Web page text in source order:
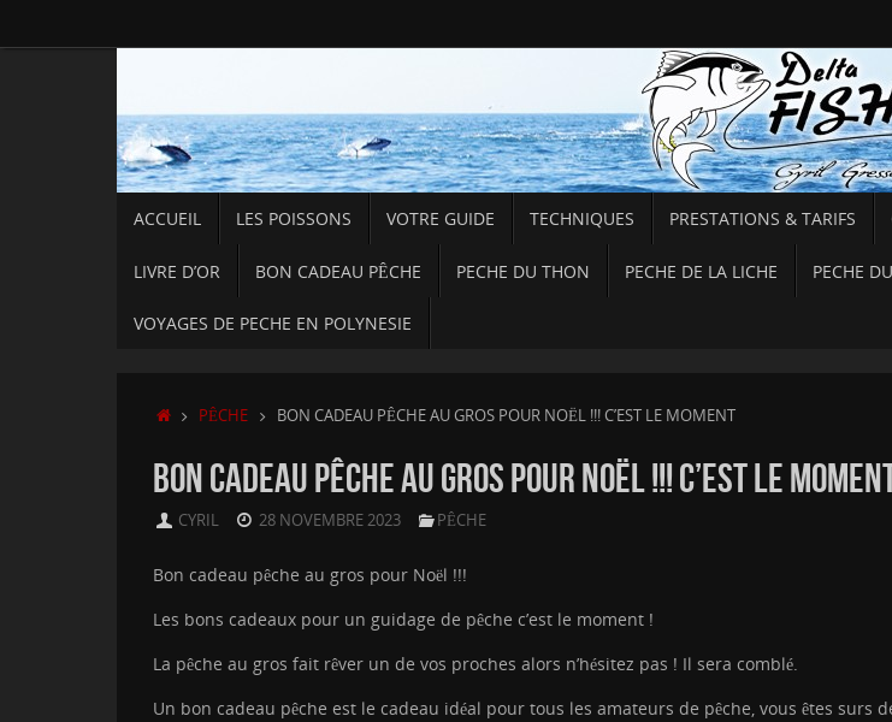
AUACCUEIL LES POISSONS VOTRE GUIDE TECHNIQUES PRESTATIONS & TARIFS
LIVRE D’OR BON CADEAU PÊCHE PECHE DU THON PECHE DE LA LICHE PECHE
VOYAGES DE PECHE EN POLYNESIE
ACCUEIL
PÊCHE BON CADEAU PÊCHE AU GROS POUR NOËL !!! C’EST LE MOMENT
BON CADEAU PÊCHE AU GROS POUR NOËL !!! C’EST LE
CYRIL 28 NOVEMBRE 2023 PÊCHE
Bon cadeau pêche au gros pour Noël !!!
Les bons cadeaux pour un guidage de pêche c’est le moment !
La pêche au gros fait rêver un de vos proches alors n’hésitez pas ! Il sera comblé.
Un bon cadeau pêche est le cadeau idéal pour tous les amateurs de pêche, vous êtes